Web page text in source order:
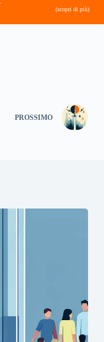
(scopri di più)
PROSSIMO